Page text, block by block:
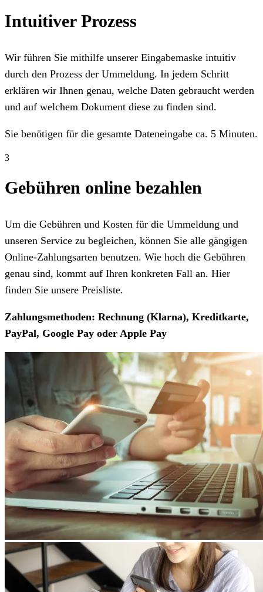
Intuitiver Prozess
Wir führen Sie mithilfe unserer Eingabemaske intuitiv
durch den Prozess der Ummeldung. In jedem Schritt
erklären wir Ihnen genau, welche Daten gebraucht werden
und auf welchem Dokument diese zu finden sind.
Sie benötigen für die gesamte Dateneingabe ca. 5 Minuten.
3
Gebühren online bezahlen
Um die Gebühren und Kosten für die Ummeldung und
unseren Service zu begleichen, können Sie alle gängigen
Online-Zahlungsarten benutzen. Wie hoch die Gebühren
genau sind, kommt auf Ihren konkreten Fall an. Hier
finden Sie unsere Preisliste.
Zahlungsmethoden: Rechnung (Klarna), Kreditkarte,
PayPal, Google Pay oder Apple Pay